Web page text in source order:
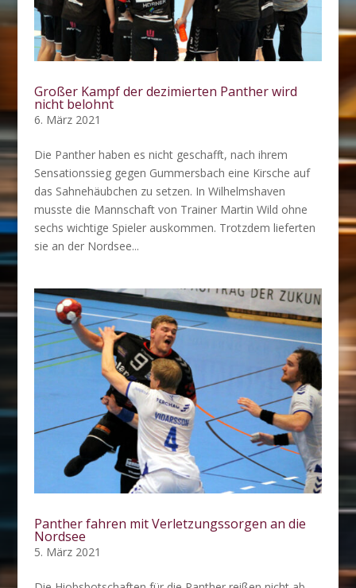
Großer Kampf der dezimierten Panther wird
nicht belohnt
6. März 2021
Die Panther haben es nicht geschafft, nach ihrem
Sensationssieg gegen Gummersbach eine Kirsche auf
das Sahnehäubchen zu setzen. In Wilhelmshaven
musste die Mannschaft von Trainer Martin Wild ohne
sechs wichtige Spieler auskommen. Trotzdem lieferten
sie an der Nordsee...
Panther fahren mit Verletzungssorgen an die
Nordsee
5. März 2021